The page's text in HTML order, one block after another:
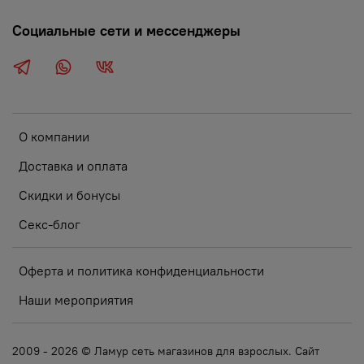
О компании
Доставка и оплата
Скидки и бонусы
Секс-блог
Оферта и политика конфиденциальности
Наши мероприятия
Социальные сети и мессенджеры
2009 - 2026 © Ламур сеть магазинов для взрослых. Сайт